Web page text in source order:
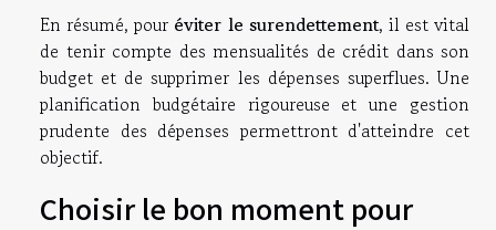
En résumé, pour éviter le surendettement, il est vital
de tenir compte des mensualités de crédit dans son
budget et de supprimer les dépenses superflues. Une
planification budgétaire rigoureuse et une gestion
prudente des dépenses permettront d'atteindre cet
objectif.
Choisir le bon moment pour